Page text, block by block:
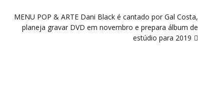
MENU POP & ARTE Dani Black é cantado por Gal Costa,
planeja gravar DVD em novembro e prepara álbum de
estúdio para 2019